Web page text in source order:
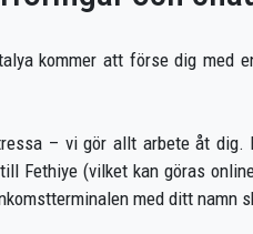
kommer att förse dig med
– vi gör allt arbete åt
Fethiye (vilket kan göras
med ditt namn